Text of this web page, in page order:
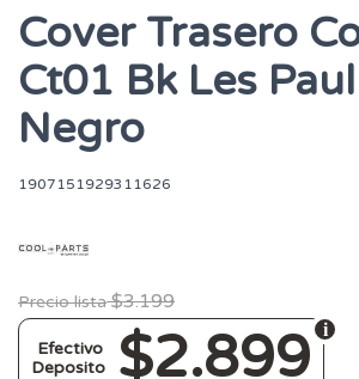
Cover Trasero
Ct01 Bk Les
Negro
1907151929311626
Precio lista $3.199
$2.899
Efectivo
Deposito